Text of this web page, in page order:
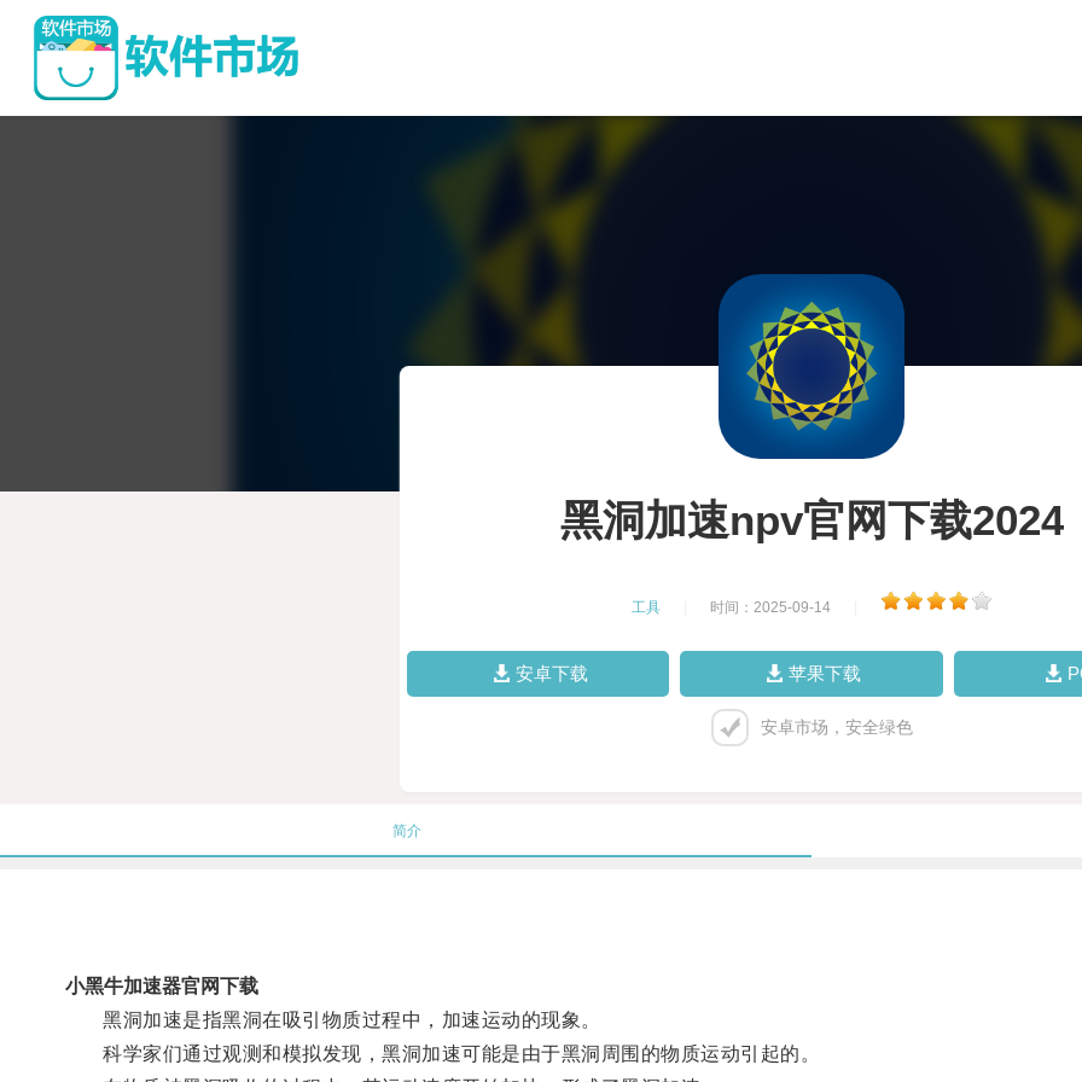
黑洞加速npv官网下载2024
工具 时间：2025-09-14
安卓下载 苹果下载
安卓市场，安全绿色
简介
小黑牛加速器官网下载
黑洞加速是指黑洞在吸引物质过程中，加速运动的现象。
科学家们通过观测和模拟发现，黑洞加速可能是由于黑洞周围的物质运动引起的。